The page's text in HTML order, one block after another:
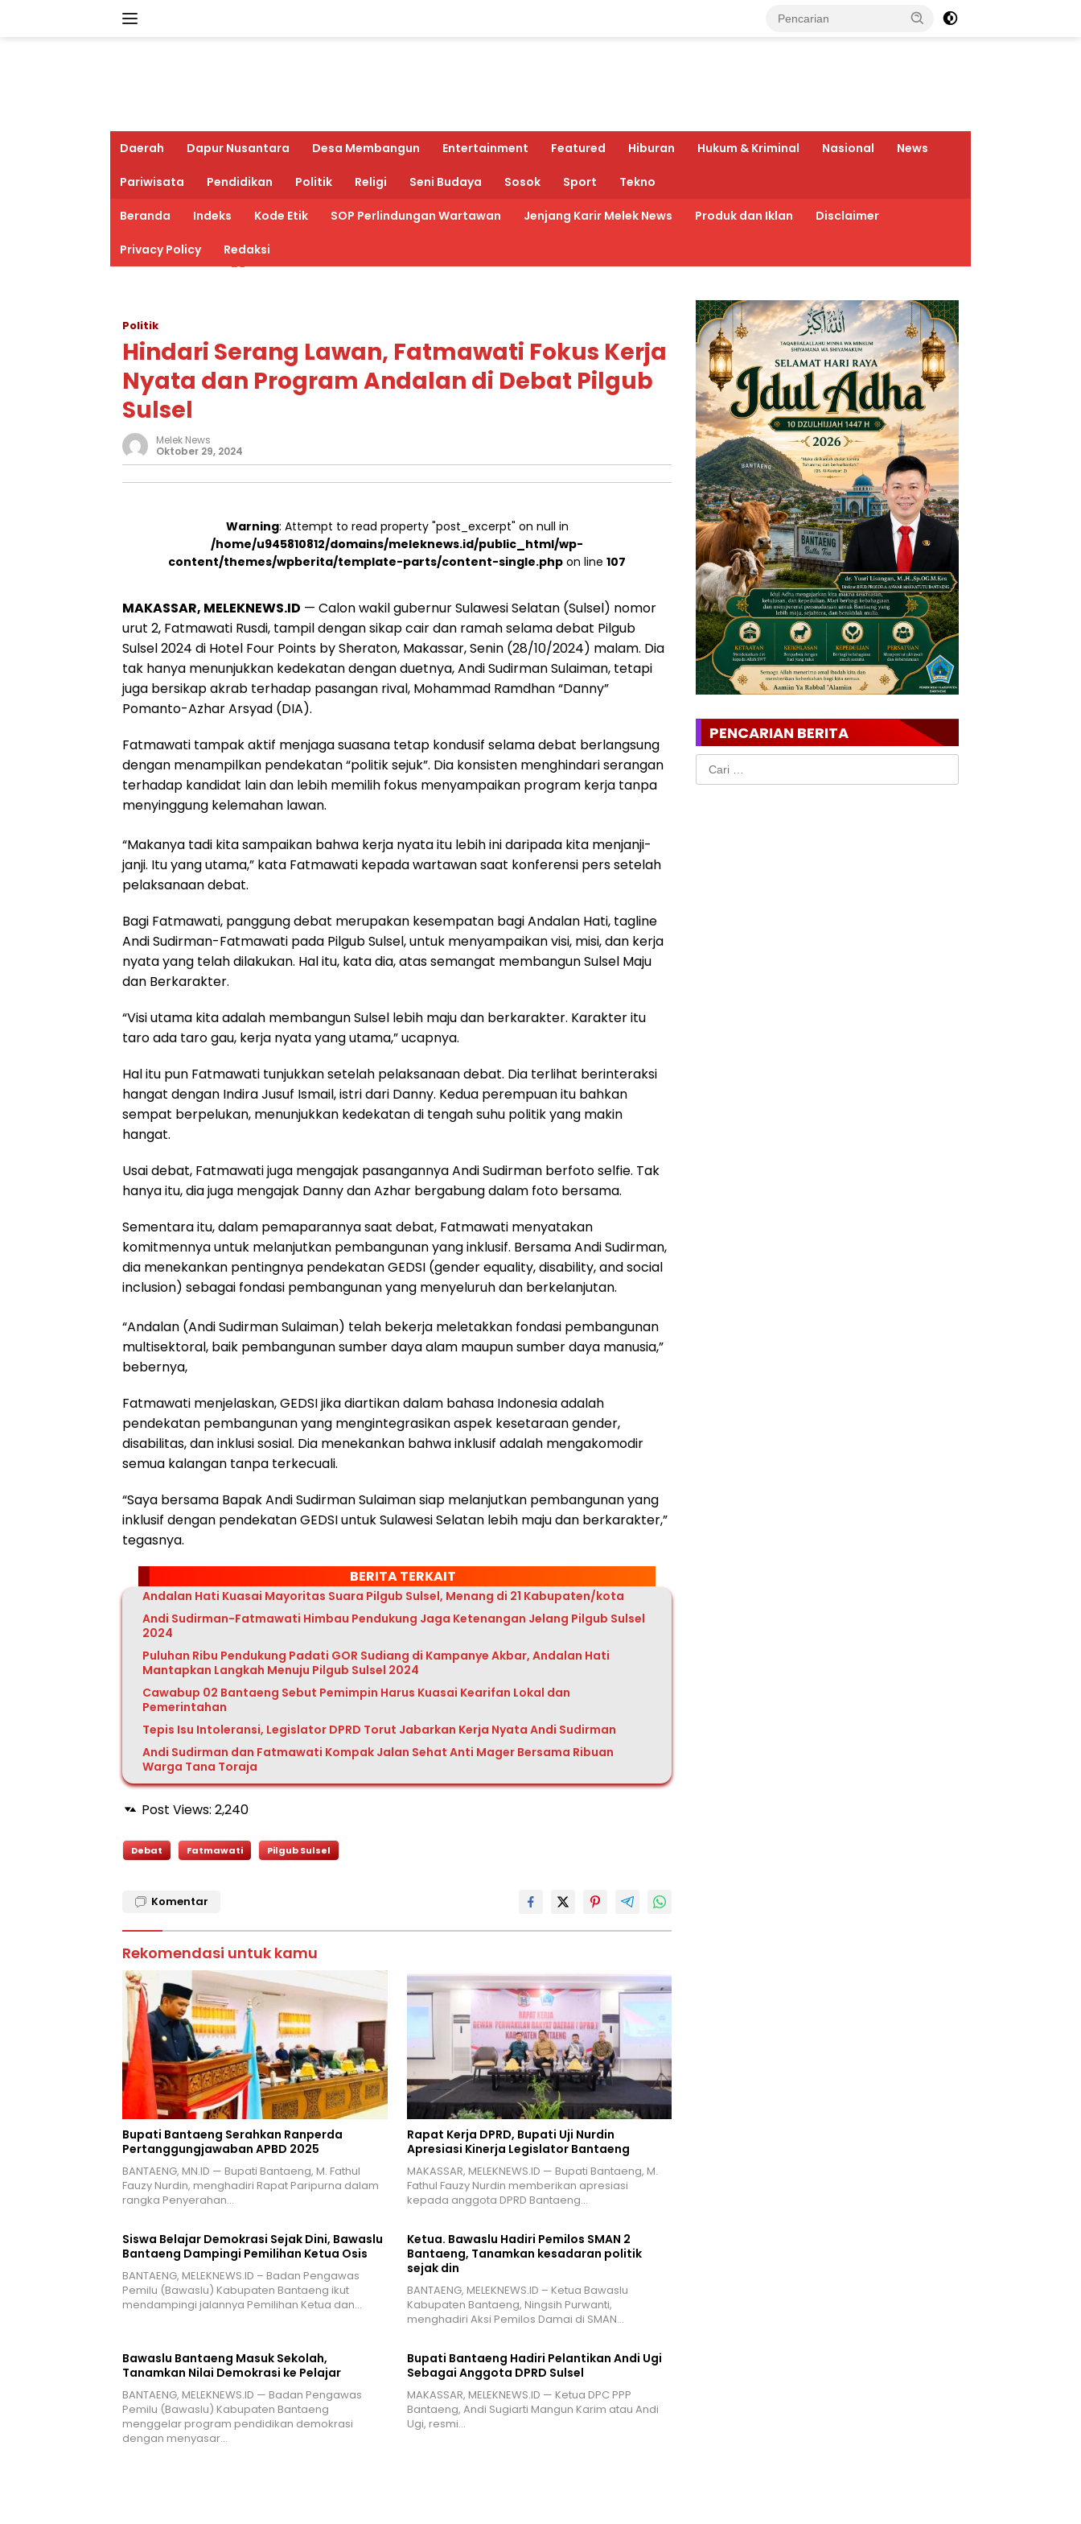
Daerah Dapur Nusantara Desa Membangun Entertainment Featured Hiburan Hukum & Kriminal Nasional News
Pariwisata Pendidikan Politik Religi Seni Budaya Sosok Sport Tekno
Beranda Indeks Kode Etik SOP Perlindungan Wartawan Jenjang Karir Melek News Produk dan Iklan Disclaimer
Privacy Policy Redaksi
Politik
Hindari Serang Lawan, Fatmawati Fokus Kerja
Nyata dan Program Andalan di Debat Pilgub
Sulsel
Melek News
Oktober 29, 2024
Warning: Attempt to read property "post_excerpt" on null in
/home/u945810812/domains/meleknews.id/public_html/wp-
content/themes/wpberita/template-parts/content-single.php on line107
MAKASSAR, MELEKNEWS.ID — Calon wakil gubernur Sulawesi Selatan (Sulsel) nomor
urut 2, Fatmawati Rusdi, tampil dengan sikap cair dan ramah selama debat Pilgub
Sulsel 2024 di Hotel Four Points by Sheraton, Makassar, Senin (28/10/2024) malam. Dia
tak hanya menunjukkan kedekatan dengan duetnya, Andi Sudirman Sulaiman, tetapi
juga bersikap akrab terhadap pasangan rival, Mohammad Ramdhan “Danny”
Pomanto-Azhar Arsyad (DIA).
Fatmawati tampak aktif menjaga suasana tetap kondusif selama debat berlangsung
dengan menampilkan pendekatan “politik sejuk”. Dia konsisten menghindari serangan
terhadap kandidat lain dan lebih memilih fokus menyampaikan program kerja tanpa
menyinggung kelemahan lawan.
“Makanya tadi kita sampaikan bahwa kerja nyata itu lebih ini daripada kita menjanji-
janji. Itu yang utama,” kata Fatmawati kepada wartawan saat konferensi pers setelah
pelaksanaan debat.
Bagi Fatmawati, panggung debat merupakan kesempatan bagi Andalan Hati, tagline
Andi Sudirman-Fatmawati pada Pilgub Sulsel, untuk menyampaikan visi, misi, dan kerja
nyata yang telah dilakukan. Hal itu, kata dia, atas semangat membangun Sulsel Maju
dan Berkarakter.
“Visi utama kita adalah membangun Sulsel lebih maju dan berkarakter. Karakter itu
taro ada taro gau, kerja nyata yang utama,” ucapnya.
Hal itu pun Fatmawati tunjukkan setelah pelaksanaan debat. Dia terlihat berinteraksi
hangat dengan Indira Jusuf Ismail, istri dari Danny. Kedua perempuan itu bahkan
sempat berpelukan, menunjukkan kedekatan di tengah suhu politik yang makin
hangat.
Usai debat, Fatmawati juga mengajak pasangannya Andi Sudirman berfoto selfie. Tak
hanya itu, dia juga mengajak Danny dan Azhar bergabung dalam foto bersama.
Sementara itu, dalam pemaparannya saat debat, Fatmawati menyatakan
komitmennya untuk melanjutkan pembangunan yang inklusif. Bersama Andi Sudirman,
dia menekankan pentingnya pendekatan GEDSI (gender equality, disability, and social
inclusion) sebagai fondasi pembangunan yang menyeluruh dan berkelanjutan.
“Andalan (Andi Sudirman Sulaiman) telah bekerja meletakkan fondasi pembangunan
multisektoral, baik pembangunan sumber daya alam maupun sumber daya manusia,”
bebernya,
Fatmawati menjelaskan, GEDSI jika diartikan dalam bahasa Indonesia adalah
pendekatan pembangunan yang mengintegrasikan aspek kesetaraan gender,
disabilitas, dan inklusi sosial. Dia menekankan bahwa inklusif adalah mengakomodir
semua kalangan tanpa terkecuali.
“Saya bersama Bapak Andi Sudirman Sulaiman siap melanjutkan pembangunan yang
inklusif dengan pendekatan GEDSI untuk Sulawesi Selatan lebih maju dan berkarakter,”
tegasnya.
BERITA TERKAIT
Andalan Hati Kuasai Mayoritas Suara Pilgub Sulsel, Menang di 21 Kabupaten/kota
Andi Sudirman-Fatmawati Himbau Pendukung Jaga Ketenangan Jelang Pilgub Sulsel
2024
Puluhan Ribu Pendukung Padati GOR Sudiang di Kampanye Akbar, Andalan Hati
Mantapkan Langkah Menuju Pilgub Sulsel 2024
Cawabup 02 Bantaeng Sebut Pemimpin Harus Kuasai Kearifan Lokal dan
Pemerintahan
Tepis Isu Intoleransi, Legislator DPRD Torut Jabarkan Kerja Nyata Andi Sudirman
Andi Sudirman dan Fatmawati Kompak Jalan Sehat Anti Mager Bersama Ribuan
Warga Tana Toraja
Post Views: 2,240
Debat Fatmawati Pilgub Sulsel
Komentar
Rekomendasi untuk kamu
Bupati Bantaeng Serahkan Ranperda
Pertanggungjawaban APBD 2025
BANTAENG, MN.ID — Bupati Bantaeng, M. Fathul
Fauzy Nurdin, menghadiri Rapat Paripurna dalam
rangka Penyerahan…
Rapat Kerja DPRD, Bupati Uji Nurdin
Apresiasi Kinerja Legislator Bantaeng
MAKASSAR, MELEKNEWS.ID — Bupati Bantaeng, M.
Fathul Fauzy Nurdin memberikan apresiasi
kepada anggota DPRD Bantaeng…
Siswa Belajar Demokrasi Sejak Dini, Bawaslu
Bantaeng Dampingi Pemilihan Ketua Osis
BANTAENG, MELEKNEWS.ID – Badan Pengawas
Pemilu (Bawaslu) Kabupaten Bantaeng ikut
mendampingi jalannya Pemilihan Ketua dan…
Ketua. Bawaslu Hadiri Pemilos SMAN 2
Bantaeng, Tanamkan kesadaran politik
sejak din
BANTAENG, MELEKNEWS.ID – Ketua Bawaslu
Kabupaten Bantaeng, Ningsih Purwanti,
menghadiri Aksi Pemilos Damai di SMAN…
Bawaslu Bantaeng Masuk Sekolah,
Tanamkan Nilai Demokrasi ke Pelajar
BANTAENG, MELEKNEWS.ID — Badan Pengawas
Pemilu (Bawaslu) Kabupaten Bantaeng
menggelar program pendidikan demokrasi
dengan menyasar…
Bupati Bantaeng Hadiri Pelantikan Andi Ugi
Sebagai Anggota DPRD Sulsel
MAKASSAR, MELEKNEWS.ID — Ketua DPC PPP
Bantaeng, Andi Sugiarti Mangun Karim atau Andi
Ugi, resmi…
PENCARIAN BERITA
Cari
untuk: